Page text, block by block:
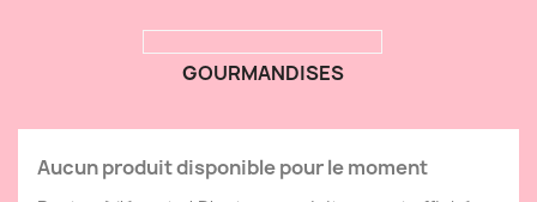
GOURMANDISES
Aucun produit disponible pour le moment